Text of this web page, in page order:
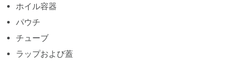
ホイル容器
パウチ
チューブ
ラップおよび蓋